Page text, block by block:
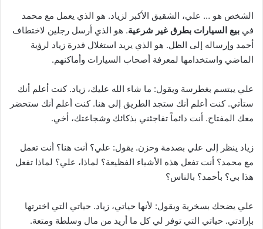
الشخص هو … علي، الشقيق الأكبر لزياد. هو الذي يعمل مع محمد
في بيع السيارات بطرق غير شرعية. هو الذي أرسل رجلين لاختطاف
أحمد وإرساله إلى الظل. هو الذي يريد استغلال قدرة زياد لرؤية
الماضي واستخدامها لمعرفة أصحاب السيارات وأماكنهم.
علي يبتسم بغطرسة ويقول: ما شاء الله عليك، زياد. كنت أعلم أنك
ستأتي. كنت أعلم أنك ستجد الطريق إلى هنا. كنت أعلم أنك ستحضر
معك المفتاح. أنت دائماً تفاجئني بذكائك وشجاعتك، أخي.
زياد ينظر إلى علي بصدمة وحزن. يقول: علي؟ أنت هنا؟ أنت تعمل
مع محمد؟ أنت تفعل هذه الأشياء الفظيعة؟ لماذا، علي؟ لماذا تفعل
هذا بي؟ بأحمد؟ بالناس؟
علي يضحك بسخرية ويقول: لأنها حياتي، زياد. حياتي التي اخترتها
بإرادتي. حياتي التي توفر لي كل ما أريد من مال وسلطة ومتعة.